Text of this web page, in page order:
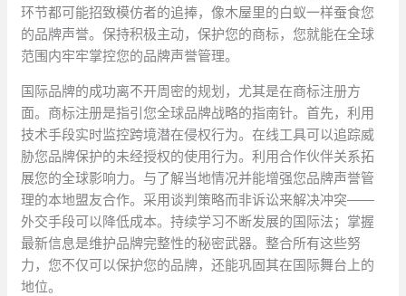
环节都可能招致模仿者的追捧，像木屋里的白蚁一样蚕食您
的品牌声誉。保持积极主动，保护您的商标，您就能在全球
范围内牢牢掌控您的品牌声誉管理。
国际品牌的成功离不开周密的规划，尤其是在商标注册方
面。商标注册是指引您全球品牌战略的指南针。首先，利用
技术手段实时监控跨境潜在侵权行为。在线工具可以追踪威
胁您品牌保护的未经授权的使用行为。利用合作伙伴关系拓
展您的全球影响力。与了解当地情况并能增强您品牌声誉管
理的本地盟友合作。采用谈判策略而非诉讼来解决冲突——
外交手段可以降低成本。持续学习不断发展的国际法；掌握
最新信息是维护品牌完整性的秘密武器。整合所有这些努
力，您不仅可以保护您的品牌，还能巩固其在国际舞台上的
地位。